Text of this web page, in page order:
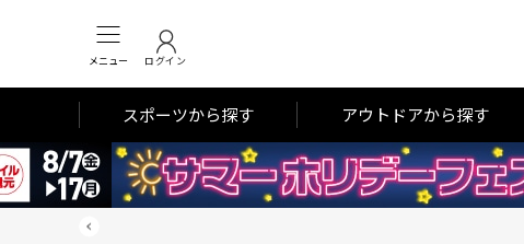
メニュー ログイン
スポーツから探す アウトドアから探す